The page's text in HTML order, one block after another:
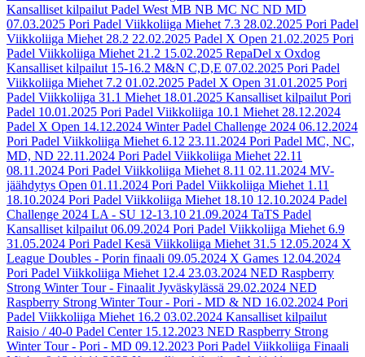
Kansalliset kilpailut Padel West MB NB MC NC ND MD
07.03.2025 Pori Padel Viikkoliiga Miehet 7.3 28.02.2025 Pori Padel
Viikkoliiga Miehet 28.2 22.02.2025 Padel X Open 21.02.2025 Pori
Padel Viikkoliiga Miehet 21.2 15.02.2025 RepaDel x Oxdog
Kansalliset kilpailut 15-16.2 M&N C,D,E 07.02.2025 Pori Padel
Viikkoliiga Miehet 7.2 01.02.2025 Padel X Open 31.01.2025 Pori
Padel Viikkoliiga 31.1 Miehet 18.01.2025 Kansalliset kilpailut Pori
Padel 10.01.2025 Pori Padel Viikkoliiga 10.1 Miehet 28.12.2024
Padel X Open 14.12.2024 Winter Padel Challenge 2024 06.12.2024
Pori Padel Viikkoliiga Miehet 6.12 23.11.2024 Pori Padel MC, NC,
MD, ND 22.11.2024 Pori Padel Viikkoliiga Miehet 22.11
08.11.2024 Pori Padel Viikkoliiga Miehet 8.11 02.11.2024 MV-
jäähdytys Open 01.11.2024 Pori Padel Viikkoliiga Miehet 1.11
18.10.2024 Pori Padel Viikkoliiga Miehet 18.10 12.10.2024 Padel
Challenge 2024 LA - SU 12-13.10 21.09.2024 TaTS Padel
Kansalliset kilpailut 06.09.2024 Pori Padel Viikkoliiga Miehet 6.9
31.05.2024 Pori Padel Kesä Viikkoliiga Miehet 31.5 12.05.2024 X
League Doubles - Porin finaali 09.05.2024 X Games 12.04.2024
Pori Padel Viikkoliiga Miehet 12.4 23.03.2024 NED Raspberry
Strong Winter Tour - Finaalit Jyväskylässä 29.02.2024 NED
Raspberry Strong Winter Tour - Pori - MD & ND 16.02.2024 Pori
Padel Viikkoliiga Miehet 16.2 03.02.2024 Kansalliset kilpailut
Raisio / 40-0 Padel Center 15.12.2023 NED Raspberry Strong
Winter Tour - Pori - MD 09.12.2023 Pori Padel Viikkoliiga Finaali